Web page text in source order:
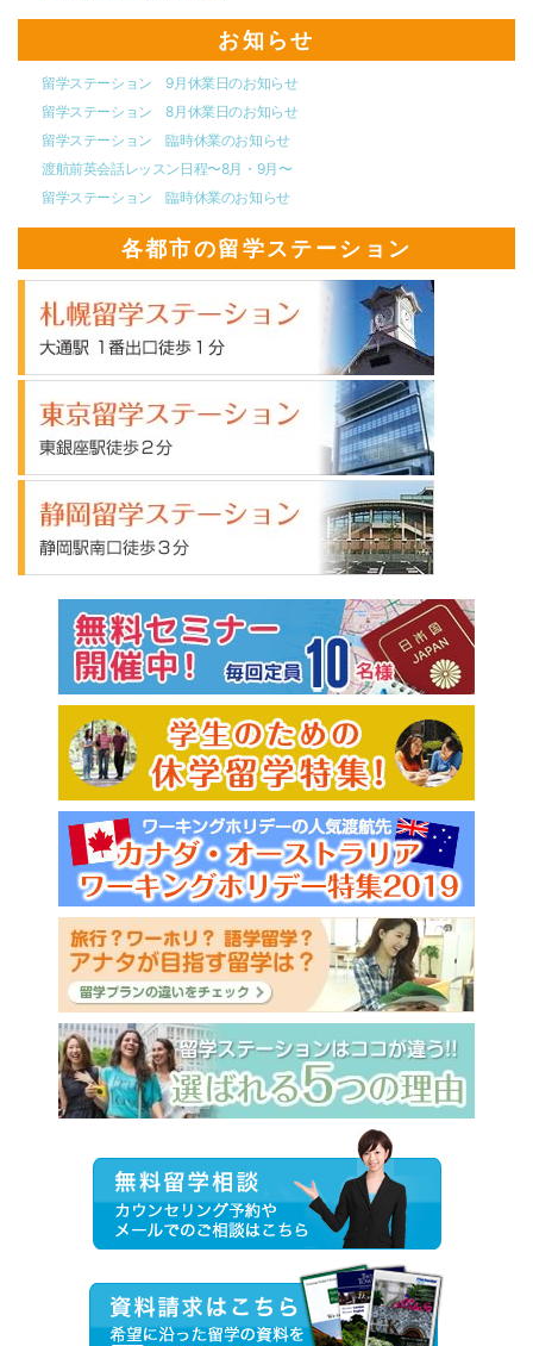
お知らせ
留学ステーション 9月休業日のお知らせ
留学ステーション 8月休業日のお知らせ
留学ステーション 臨時休業のお知らせ
渡航前英会話レッスン日程〜8月・9月〜
留学ステーション 臨時休業のお知らせ
各都市の留学ステーション